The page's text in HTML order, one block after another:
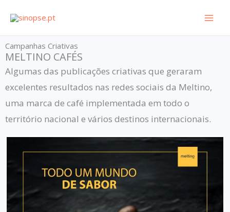
Campanhas Criativas
MELTINO CAFÉS
Algumas das publicações criativas que geraram
excelentes resultados nas redes sociais da Meltino,
uma marca de café implementada em todo o
território nacional e vários destinos internacionais.